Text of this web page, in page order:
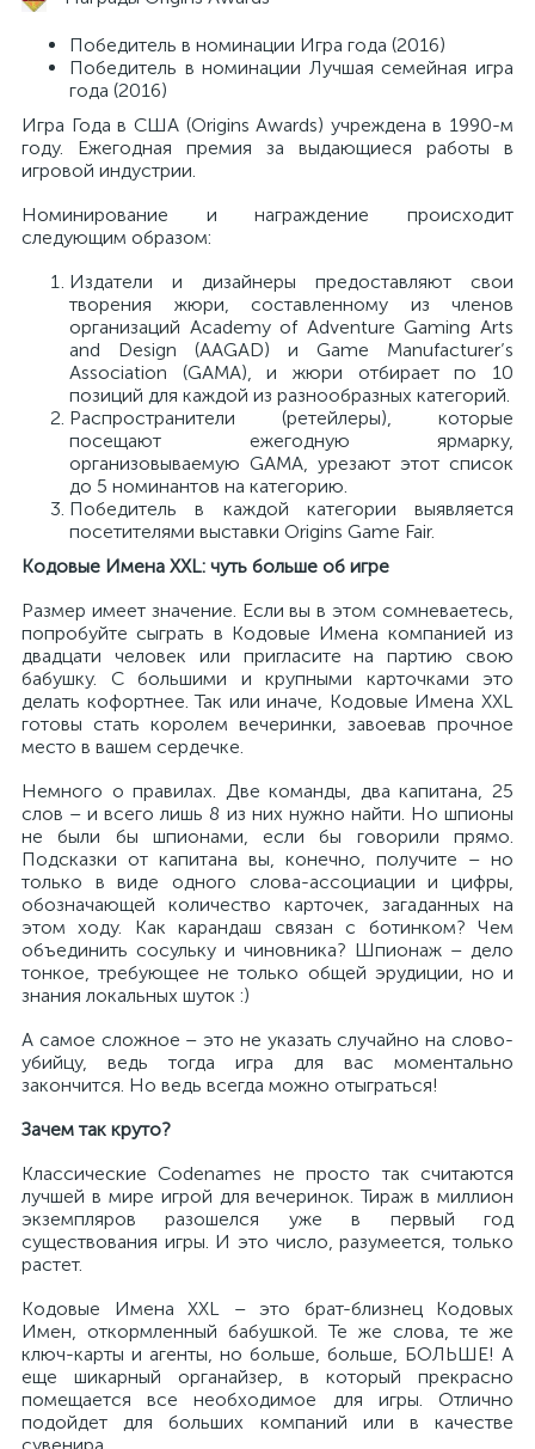
Победитель в номинации Игра года (2016)
Победитель в номинации Лучшая семейная игра
года (2016)
Игра Года в США (Origins Awards) учреждена в 1990-м
году. Ежегодная премия за выдающиеся работы в
игровой индустрии.
Номинирование и награждение происходит
следующим образом:
Издатели и дизайнеры предоставляют свои
творения жюри, составленному из членов
организаций Academy of Adventure Gaming Arts
and Design (AAGAD) и Game Manufacturer’s
Association (GAMA), и жюри отбирает по 10
позиций для каждой из разнообразных категорий.
Распространители (ретейлеры), которые
посещают ежегодную ярмарку,
организовываемую GAMA, урезают этот список
до 5 номинантов на категорию.
Победитель в каждой категории выявляется
посетителями выставки Origins Game Fair.
Кодовые Имена XXL: чуть больше об игре
Размер имеет значение. Если вы в этом сомневаетесь,
попробуйте сыграть в Кодовые Имена компанией из
двадцати человек или пригласите на партию свою
бабушку. С большими и крупными карточками это
делать кофортнее. Так или иначе, Кодовые Имена XXL
готовы стать королем вечеринки, завоевав прочное
место в вашем сердечке.
Немного о правилах. Две команды, два капитана, 25
слов – и всего лишь 8 из них нужно найти. Но шпионы
не были бы шпионами, если бы говорили прямо.
Подсказки от капитана вы, конечно, получите – но
только в виде одного слова-ассоциации и цифры,
обозначающей количество карточек, загаданных на
этом ходу. Как карандаш связан с ботинком? Чем
объединить сосульку и чиновника? Шпионаж – дело
тонкое, требующее не только общей эрудиции, но и
знания локальных шуток :)
А самое сложное – это не указать случайно на слово-
убийцу, ведь тогда игра для вас моментально
закончится. Но ведь всегда можно отыграться!
Зачем так круто?
Классические Codenames не просто так считаются
лучшей в мире игрой для вечеринок. Тираж в миллион
экземпляров разошелся уже в первый год
существования игры. И это число, разумеется, только
растет.
Кодовые Имена XXL – это брат-близнец Кодовых
Имен, откормленный бабушкой. Те же слова, те же
ключ-карты и агенты, но больше, больше, БОЛЬШЕ! А
еще шикарный органайзер, в который прекрасно
помещается все необходимое для игры. Отлично
подойдет для больших компаний или в качестве
сувенира.